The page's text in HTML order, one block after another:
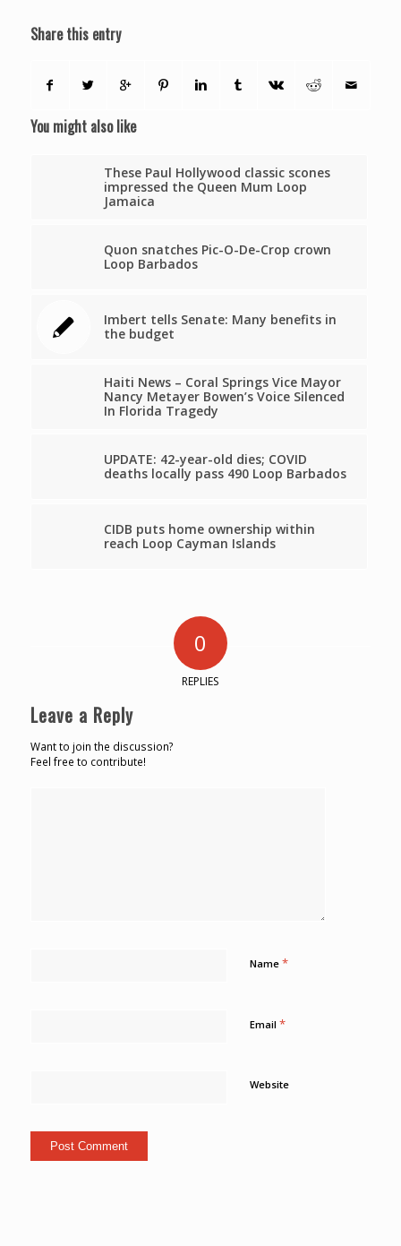
Share this entry
You might also like
These Paul Hollywood classic scones
impressed the Queen Mum Loop
Jamaica
Quon snatches Pic-O-De-Crop crown
Loop Barbados
Imbert tells Senate: Many benefits in
the budget
Haiti News – Coral Springs Vice Mayor
Nancy Metayer Bowen’s Voice Silenced
In Florida Tragedy
UPDATE: 42-year-old dies; COVID
deaths locally pass 490 Loop Barbados
CIDB puts home ownership within
reach Loop Cayman Islands
0
REPLIES
Leave a Reply
Want to join the discussion?
Feel free to contribute!
Name *
Email *
Website